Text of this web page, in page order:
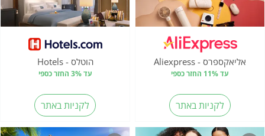
אליאקספרס - Aliexpress
עד 11% החזר כספי
לקניות באתר
הוטלס - Hotels
עד 3% החזר כספי
לקניות באתר